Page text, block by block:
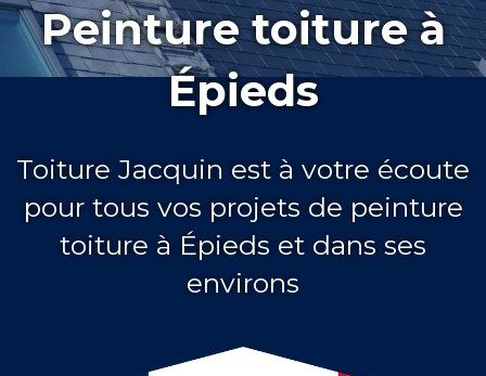
Peinture toiture à
Épieds
Toiture Jacquin est à votre écoute
pour tous vos projets de peinture
toiture à Épieds et dans ses
environs